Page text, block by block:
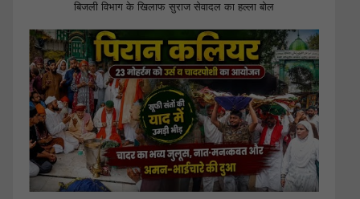
बिजली विभाग के खिलाफ सुराज सेवादल का हल्ला बोल